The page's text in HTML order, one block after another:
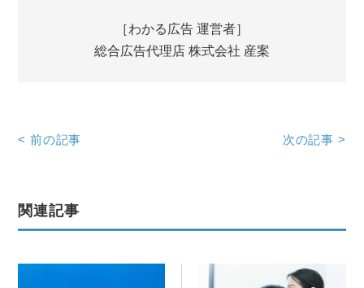
［わかる広告 運営者］
総合広告代理店 株式会社 産案
< 前の記事 次の記事 >
関連記事